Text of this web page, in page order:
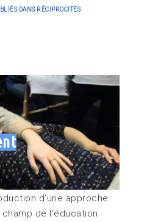
DANS RÉCIPROCITÉS
d'une approche
de l’éducation